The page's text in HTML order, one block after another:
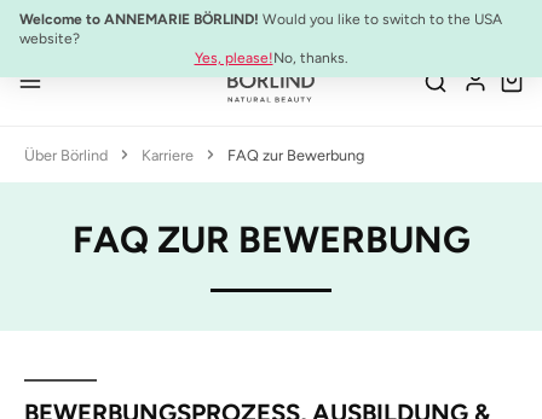
Zum Hauptinhalt springen
Welcome to ANNEMARIE BÖRLIND! Would you like to switch to the USA
website?
Yes, please!No, thanks.
NEU:ULTIMATE STRENGTH MASCARA
Über Börlind Karriere FAQ zur Bewerbung
FAQ ZUR BEWERBUNG
BEWERBUNGSPROZESS, AUSBILDUNG &